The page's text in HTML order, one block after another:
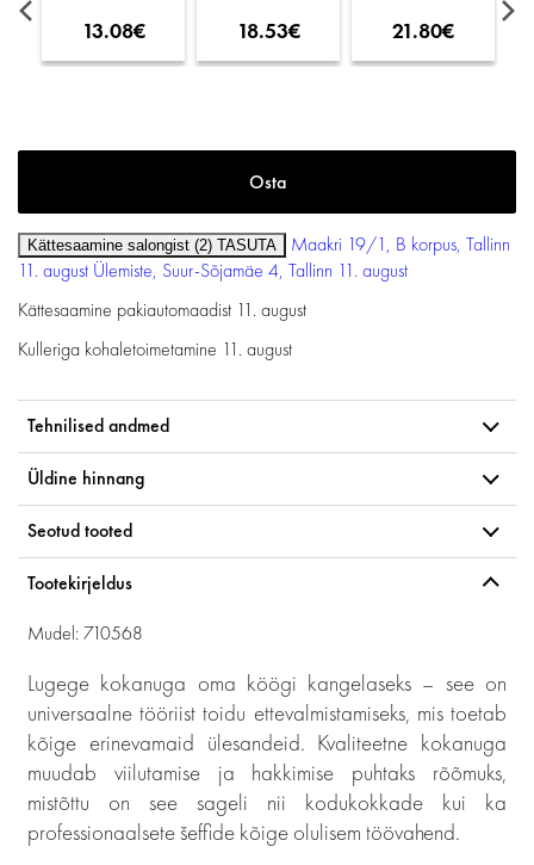
13.08€ 18.53€ 21.80€
Kättesaamine salongist (2) TASUTA
Maakri 19/1, B korpus, Tallinn
11. august Ülemiste, Suur-Sõjamäe 4, Tallinn 11. august
Kättesaamine pakiautomaadist 11. august
Kulleriga kohaletoimetamine 11. august
Tehnilised andmed
Üldine hinnang
Seotud tooted
Tootekirjeldus
Mudel: 710568
Lugege kokanuga oma köögi kangelaseks – see on
universaalne tööriist toidu ettevalmistamiseks, mis toetab
kõige erinevamaid ülesandeid. Kvaliteetne kokanuga
muudab viilutamise ja hakkimise puhtaks rõõmuks,
mistõttu on see sageli nii kodukokkade kui ka
professionaalsete šeffide kõige olulisem töövahend.